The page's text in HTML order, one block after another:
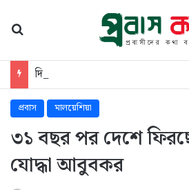
প্রবাস মালয়েশিয়া
৩১ বছর পর দেশে
যোদ্ধা আবুবকর